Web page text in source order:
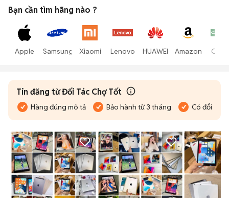
Bạn cần tìm hãng nào ?
Apple Samsung Xiaomi Lenovo HUAWEI Amazon
Tin đăng từ Đối Tác Chợ Tốt
Hàng đúng mô tả Bảo hành từ 3 tháng Có đổi trả